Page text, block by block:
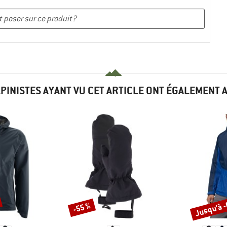
AYANT VU CET ARTICLE ONT ÉGALEMENT
Remise
-55 % Remise
Jusqu'à